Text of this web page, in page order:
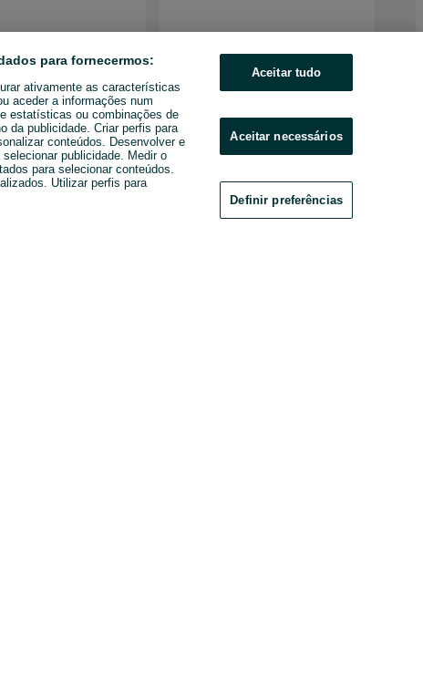
de 2026
Hoje às 10:25
para fornecermos:
ativamente as características
aceder a informações num
estatísticas ou combinações de
da publicidade. Criar perfis para
conteúdos. Desenvolver e
publicidade. Medir o
para selecionar conteúdos.
Utilizar perfis para
Aceitar tudo
Aceitar necessários
Definir preferências